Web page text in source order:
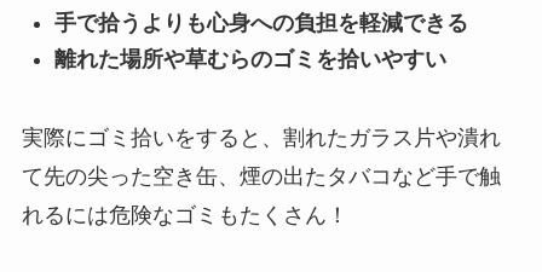
手で拾うよりも心身への負担を軽減できる
離れた場所や草むらのゴミを拾いやすい
実際にゴミ拾いをすると、割れたガラス片や潰れ
て先の尖った空き缶、煙の出たタバコなど手で触
れるには危険なゴミもたくさん！